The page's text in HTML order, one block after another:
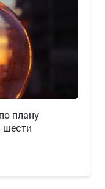
плану
шести